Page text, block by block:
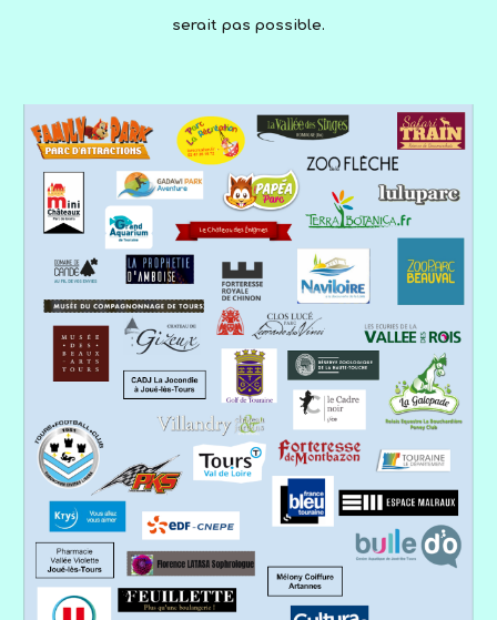
serait pas possible.